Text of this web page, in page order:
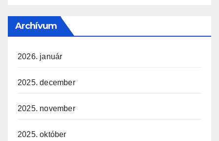
Archívum
2026. január
2025. december
2025. november
2025. október